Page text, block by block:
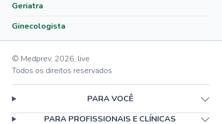
Geriatra
Ginecologista
© Medprev, 2026, live
Todos os direitos reservados
PARA VOCÊ
PARA PROFISSIONAIS E CLÍNICAS